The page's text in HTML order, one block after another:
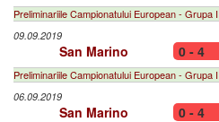
Preliminariile Campionatului European - Grupa I
09.09.2019
San Marino 0 - 4
Preliminariile Campionatului European - Grupa I
06.09.2019
San Marino 0 - 4